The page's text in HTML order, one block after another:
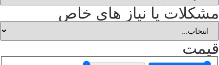
مشکلات یا نیاز های خاص
قیمت